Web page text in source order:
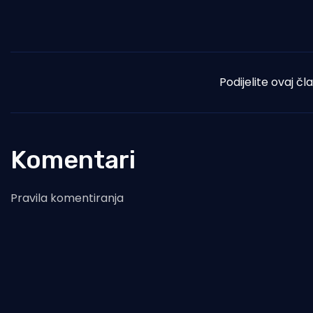
Podijelite ovaj
Komentari
Pravila komentiranja